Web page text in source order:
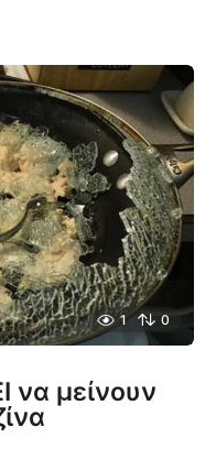
1 0
να μείνουν